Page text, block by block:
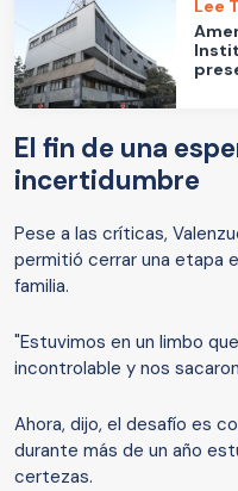
Lee
El fin de una
incertidumbre
Pese a las críticas,
permitió cerrar una etapa
familia.
"Estuvimos en un limbo
incontrolable y nos
Ahora, dijo, el desafío es
durante más de un año
certezas.